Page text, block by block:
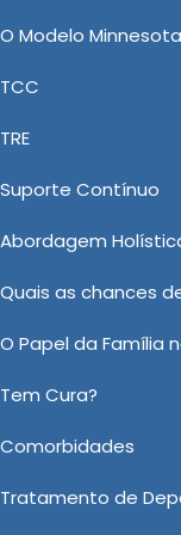
O Modelo
TCC
TRE
Suporte Contínuo
Abordagem
Quais as chances
O Papel da Família
Tem Cura?
Comorbidades
Tratamento de
do
sobre
presentes
para